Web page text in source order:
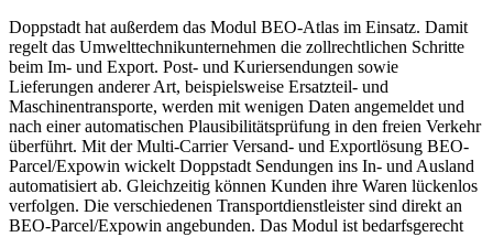
Doppstadt hat außerdem das Modul BEO-Atlas im Einsatz. Damit
regelt das Umwelttechnikunternehmen die zollrechtlichen Schritte
beim Im- und Export. Post- und Kuriersendungen sowie
Lieferungen anderer Art, beispielsweise Ersatzteil- und
Maschinentransporte, werden mit wenigen Daten angemeldet und
nach einer automatischen Plausibilitätsprüfung in den freien Verkehr
überführt. Mit der Multi-Carrier Versand- und Exportlösung BEO-
Parcel/Expowin wickelt Doppstadt Sendungen ins In- und Ausland
automatisiert ab. Gleichzeitig können Kunden ihre Waren lückenlos
verfolgen. Die verschiedenen Transportdienstleister sind direkt an
BEO-Parcel/Expowin angebunden. Das Modul ist bedarfsgerecht